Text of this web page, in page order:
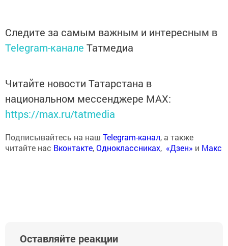
Следите за самым важным и интересным в
Telegram-канале Татмедиа
Читайте новости Татарстана в
национальном мессенджере MАХ:
https://max.ru/tatmedia
Подписывайтесь на наш Telegram-канал, а также
читайте нас Вконтакте,Одноклассниках, «Дзен» и Макс
Оставляйте реакции